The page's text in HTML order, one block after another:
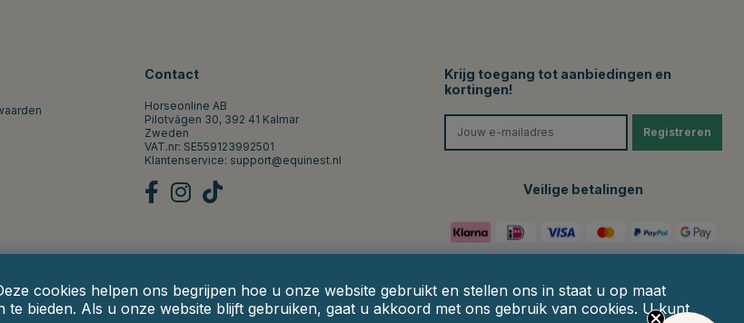
Contact
Horseonline AB
Pilotvägen 30, 392 41 Kalmar
Zweden
VAT.nr: SE559123992501
Klantenservice: support@equinest.nl
Krijg toegang tot aanbiedingen en
kortingen!
Registreren
Veilige betalingen
cookies helpen ons begrijpen hoe u onze website gebruikt en stellen ons in staat u op maat
bieden. Als u onze website blijft gebruiken, gaat u akkoord met ons gebruik van cookies. U kunt